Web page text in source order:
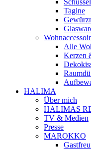
Tagine
Alle
Kerzen
HALIMA
Über mich
HALIMAS
TV & Medien
Presse
MAROKKO